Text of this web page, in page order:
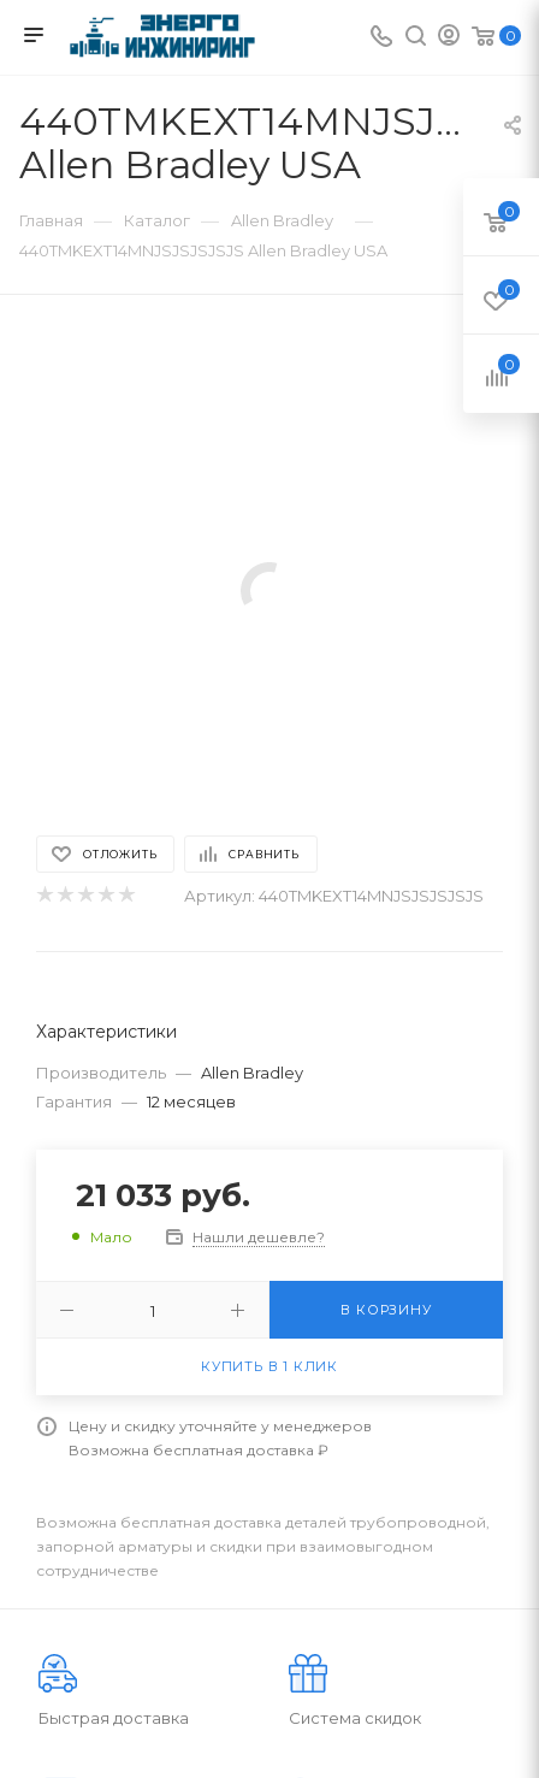
0
Allen Bradley USA
Главная — Каталог — Allen Bradley —
440TMKEXT14MNJSJSJSJSJS Allen Bradley USA
ОТЛОЖИТЬ СРАВНИТЬ
Артикул: 440TMKEXT14MNJSJSJSJSJS
Характеристики
Производитель — Allen Bradley
Гарантия — 12 месяцев
21 033 руб.
Мало Нашли дешевле?
В КОРЗИНУ
КУПИТЬ В 1 КЛИК
Цену и скидку уточняйте у менеджеров
Возможна бесплатная доставка ₽
Возможна бесплатная доставка деталей трубопроводной,
запорной арматуры и скидки при взаимовыгодном
сотрудничестве
Быстрая доставка Система скидок
0
0
0